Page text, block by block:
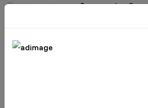
ചുവപ്പിനെ ചേർത്ത്
എൽഡിഎഫ്